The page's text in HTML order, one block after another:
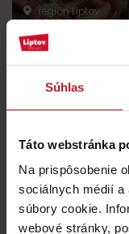
Súhlas
Táto webstránka
Na prispôsobenie
sociálnych médií a
súbory cookie.
webové stránky,
región Liptov
Leto v
zabavia deti a
Jasná